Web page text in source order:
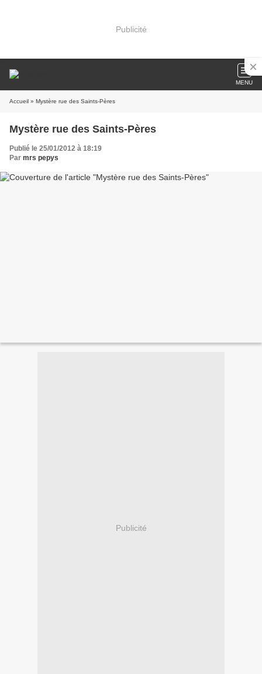
Publicité
MENU
Accueil » Mystère rue des Saints-Pères
Mystère rue des Saints-Pères
Publié le 25/01/2012 à 18:19
Par mrs pepys
Publicité